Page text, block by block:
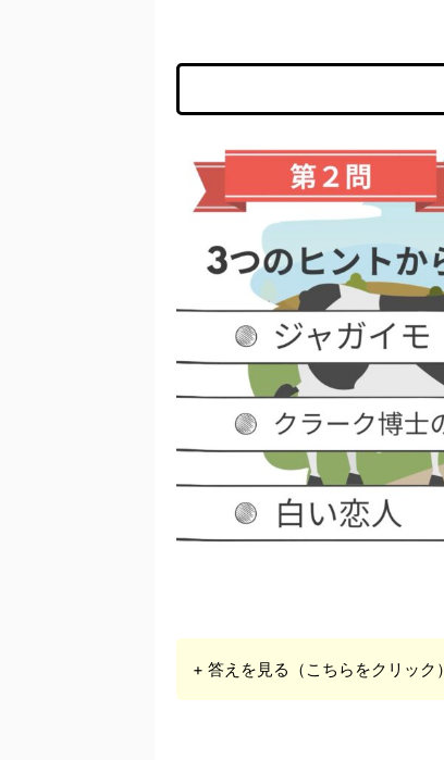
+ 答えを見る（こちらをクリック）